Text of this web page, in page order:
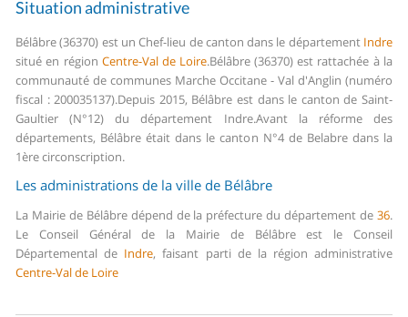
Situation administrative
Bélâbre (36370) est un Chef-lieu de canton dans le département Indre
situé en région Centre-Val de Loire.Bélâbre (36370) est rattachée à la
communauté de communes Marche Occitane - Val d'Anglin (numéro
fiscal : 200035137).Depuis 2015, Bélâbre est dans le canton de Saint-
Gaultier (N°12) du département Indre.Avant la réforme des
départements, Bélâbre était dans le canton N°4 de Belabre dans la
1ère circonscription.
Les administrations de la ville de Bélâbre
La Mairie de Bélâbre dépend de la préfecture du département de 36.
Le Conseil Général de la Mairie de Bélâbre est le Conseil
Départemental de Indre, faisant parti de la région administrative
Centre-Val de Loire